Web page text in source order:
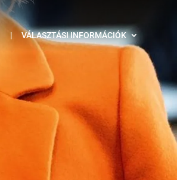
| VÁLASZTÁSI INFORMÁCIÓK